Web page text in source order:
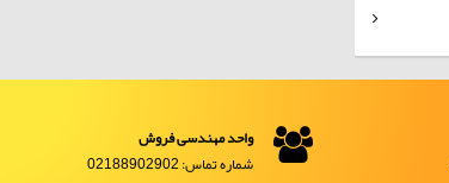
واحد مهندسی فروش
شماره تماس: 02188902902